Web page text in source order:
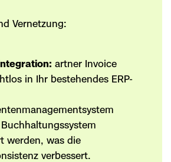
Vernetzung:
artner Invoice
in Ihr bestehendes ERP-
werden, was die
verbessert.